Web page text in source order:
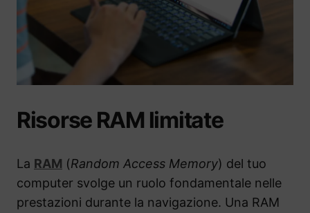
Risorse RAM limitate
La RAM (Random Access Memory) del tuo
computer svolge un ruolo fondamentale nelle
prestazioni durante la navigazione. Una RAM